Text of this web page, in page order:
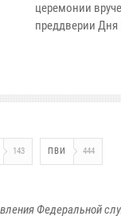
церемонии
преддверии Дня
143 ПВИ 444
Федеральной